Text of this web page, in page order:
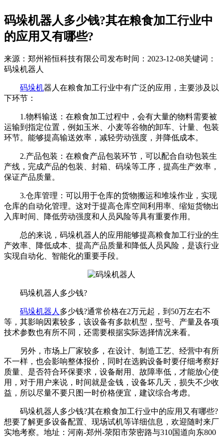
码垛机器人多少钱?其在粮食加工行业中
的应用又有哪些?
来源：郑州裕恒科技有限公司 发布时间：2023-12-08关键词：
码垛机器人
码垛机器人在粮食加工行业中有广泛的应用，主要涉及以
下环节：
1.物料输送：在粮食加工过程中，会有大量的物料需要被
运输到指定位置，例如玉米、小麦等谷物的卸车、计量、包装
环节。能够提高输送效率，减轻劳动强度，并降低成本。
2.产品包装：在粮食产品包装环节，可以配合自动包装生
产线，完成产品的包装、封箱、码垛等工序，提高生产效率，
保证产品质量。
3.仓库管理：可以用于仓库的货物搬运和堆垛作业，实现
仓库的自动化管理。这对于提高仓库空间利用率、缩短货物出
入库时间、降低劳动强度和人员风险等具有重要作用。
总的来说，码垛机器人的应用能够提高粮食加工行业的生
产效率、降低成本、提高产品质量和降低人员风险，是该行业
实现自动化、智能化的重要手段。
码垛机器人多少钱?
码垛机器人多少钱?通常价格在2万元起，到50万左右不
等，其影响因素较多，该设备有多款机型，型号、产量及各项
技术参数也有所不同，还需要根据实际选择情况来看。
另外，市场上厂家较多，在设计、制造工艺、经营中有所
不一样，也会影响整体报价，同时在选购设备时要仔细考察好
质量、是否符合环保要求，设备耐用、故障率低，才能放心使
用，对于用户来说，时间就是金钱，设备坏几天，损失不少收
益，所以尽量不要只图一时价格便宜，建议综合考虑。
码垛机器人多少钱?其在粮食加工行业中的应用又有哪些?
想要了解更多设备配置、现场试机等详细信息，欢迎随时来厂
实地考察。地址：河南-郑州-荥阳市荥密路与310国道向东800